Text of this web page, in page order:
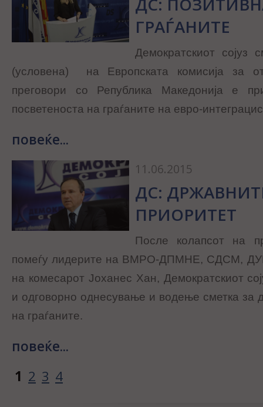
ГРАЃАНИТЕ
Демократскиот сојуз
(условена) на Европската комисија за
преговори со Република Македонија е
посветеноста на граѓаните на евро-
повеќе...
11.06.2015
ДС:
ПРИОРИТЕТ
После колапсот на
помеѓу лидерите на ВМРО-ДПМНЕ, СДСМ,
на комесарот Јоханес Хан, Демократскиот
и одговорно однесување и водење сметка за
на граѓаните.
повеќе...
1 2 3 4